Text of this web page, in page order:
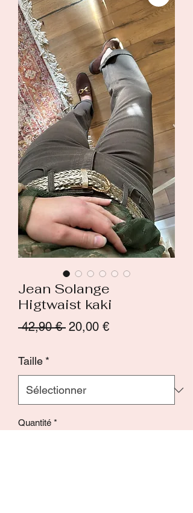
Jean Solange
Higtwaist kaki
42,90 € Prix
20,00 €Prix
Taille *
Quantité *